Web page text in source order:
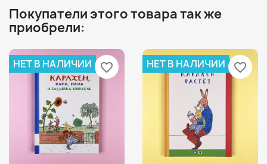
Покупатели этого товара так же
приобрели:
НЕТ В НАЛИЧИИ favorite_border НЕТ В НАЛИЧИИ favorite_border